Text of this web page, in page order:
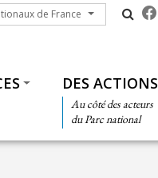
de France
de France
DES ACTIONS
Au côté des acteurs
du Parc national